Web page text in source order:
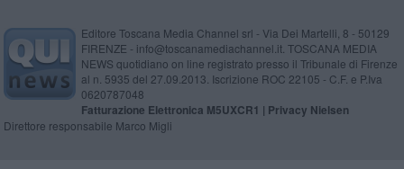
Editore Toscana Media Channel srl - Via Dei Martelli, 8 - 50129
FIRENZE - info@toscanamediachannel.it. TOSCANA MEDIA
NEWS quotidiano on line registrato presso il Tribunale di Firenze
al n. 5935 del 27.09.2013. Iscrizione ROC 22105 - C.F. e P.Iva
0620787048
Fatturazione Elettronica M5UXCR1 | Privacy Nielsen
Direttore responsabile Marco Migli